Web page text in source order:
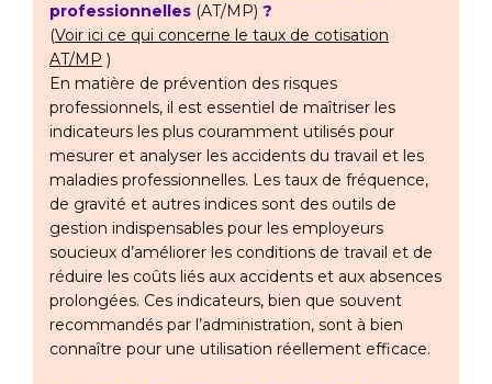
professionnelles (AT/MP) ?
(Voir ici ce qui concerne le taux de cotisation
AT/MP )
En matière de prévention des risques
professionnels, il est essentiel de maîtriser les
indicateurs les plus couramment utilisés pour
mesurer et analyser les accidents du travail et les
maladies professionnelles. Les taux de fréquence,
de gravité et autres indices sont des outils de
gestion indispensables pour les employeurs
soucieux d’améliorer les conditions de travail et de
réduire les coûts liés aux accidents et aux absences
prolongées. Ces indicateurs, bien que souvent
recommandés par l’administration, sont à bien
connaître pour une utilisation réellement efficace.